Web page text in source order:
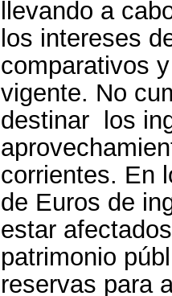
llevando a
los intereses
comparativos
vigente. No
destinar
los
corrientes. En
de Euros de
estar
patrimonio
reservas para